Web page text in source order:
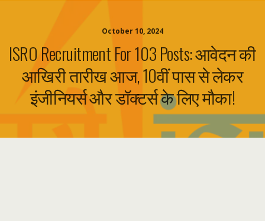
October 10, 2024
ISRO Recruitment For 103 Posts: आवेदन की
आखिरी तारीख आज, 10वीं पास से लेकर
इंजीनियर्स और डॉक्टर्स के लिए मौका!